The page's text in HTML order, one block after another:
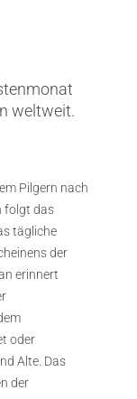
weltweit.
Pilgern nach
folgt das
tägliche
der
erinnert
oder
Alte. Das
der